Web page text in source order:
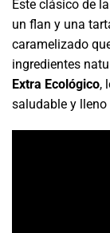
Este clásico de la
un flan y una
caramelizado
ingredientes
Extra Ecológico,
saludable y lleno